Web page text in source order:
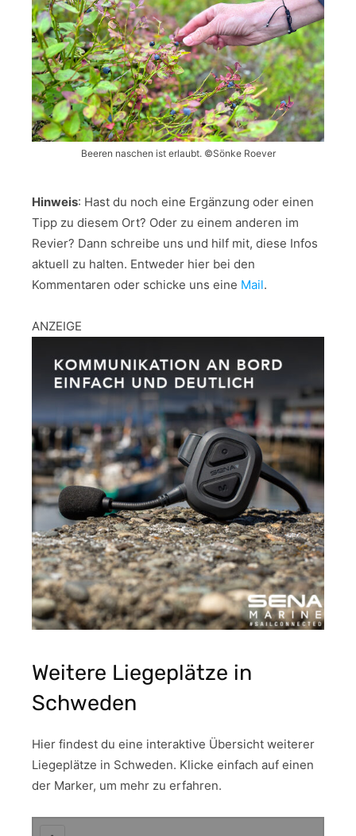
Beeren naschen ist erlaubt. ©Sönke Roever
Hinweis: Hast du noch eine Ergänzung oder einen
Tipp zu diesem Ort? Oder zu einem anderen im
Revier? Dann schreibe uns und hilf mit, diese Infos
aktuell zu halten. Entweder hier bei den
Kommentaren oder schicke uns eine Mail.
ANZEIGE
Weitere Liegeplätze in
Schweden
Hier findest du eine interaktive Übersicht weiterer
Liegeplätze in Schweden. Klicke einfach auf einen
der Marker, um mehr zu erfahren.